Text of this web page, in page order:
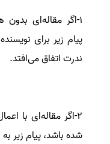
1-اگر مقاله‌ای
پیام زیر برای
ندرت اتفاق می‌افتد.
2-اگر مقاله‌ای با
شده باشد، پیام زیر